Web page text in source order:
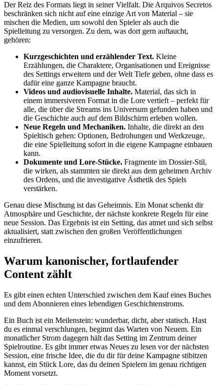
Der Reiz des Formats liegt in seiner Vielfalt. Die Arquivos Secretos
beschränken sich nicht auf eine einzige Art von Material – sie
mischen die Medien, um sowohl den Spieler als auch die
Spielleitung zu versorgen. Zu dem, was dort gern auftaucht,
gehören:
Kurzgeschichten und erzählender Text. Kleine
Erzählungen, die Charaktere, Organisationen und Ereignisse
des Settings erweitern und der Welt Tiefe geben, ohne dass es
dafür eine ganze Kampagne braucht.
Videos und audiovisuelle Inhalte. Material, das sich in
einem immersiveren Format in die Lore vertieft – perfekt für
alle, die über die Streams ins Universum gefunden haben und
die Geschichte auch auf dem Bildschirm erleben wollen.
Neue Regeln und Mechaniken. Inhalte, die direkt an den
Spieltisch gehen: Optionen, Bedrohungen und Werkzeuge,
die eine Spielleitung sofort in die eigene Kampagne einbauen
kann.
Dokumente und Lore-Stücke. Fragmente im Dossier-Stil,
die wirken, als stammten sie direkt aus dem geheimen Archiv
des Ordens, und die investigative Ästhetik des Spiels
verstärken.
Genau diese Mischung ist das Geheimnis. Ein Monat schenkt dir
Atmosphäre und Geschichte, der nächste konkrete Regeln für eine
neue Session. Das Ergebnis ist ein Setting, das atmet und sich selbst
aktualisiert, statt zwischen den großen Veröffentlichungen
einzufrieren.
Warum kanonischer, fortlaufender
Content zählt
Es gibt einen echten Unterschied zwischen dem Kauf eines Buches
und dem Abonnieren eines lebendigen Geschichtenstroms.
Ein Buch ist ein Meilenstein: wunderbar, dicht, aber statisch. Hast
du es einmal verschlungen, beginnt das Warten von Neuem. Ein
monatlicher Strom dagegen hält das Setting im Zentrum deiner
Spielroutine. Es gibt immer etwas Neues zu lesen vor der nächsten
Session, eine frische Idee, die du dir für deine Kampagne stibitzen
kannst, ein Stück Lore, das du deinen Spielern im genau richtigen
Moment vorsetzt.